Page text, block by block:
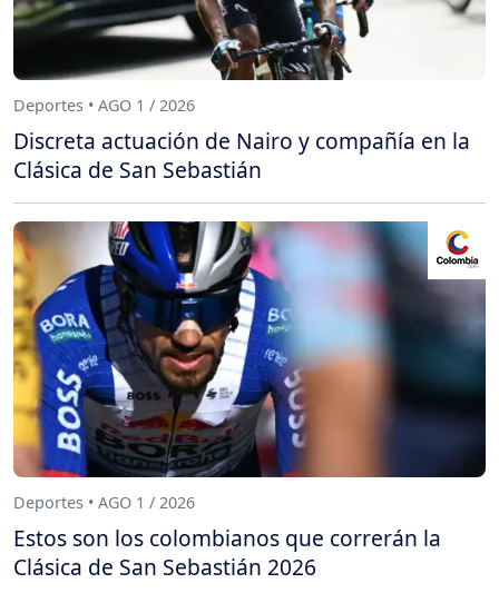
Deportes • AGO 1 / 2026
Discreta actuación de Nairo y compañía en la
Clásica de San Sebastián
Deportes • AGO 1 / 2026
Estos son los colombianos que correrán la
Clásica de San Sebastián 2026